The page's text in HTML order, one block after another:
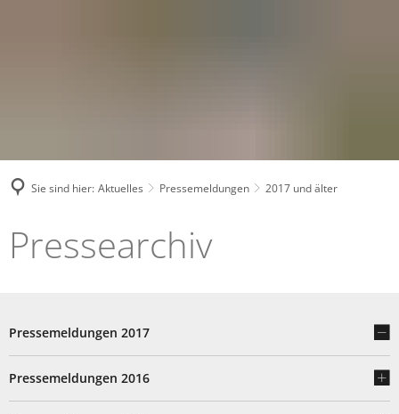
Sie sind hier: Aktuelles Pressemeldungen 2017 und älter
2017
älter
Pressearchiv
Pressemeldungen 2017
Pressemeldungen 2016